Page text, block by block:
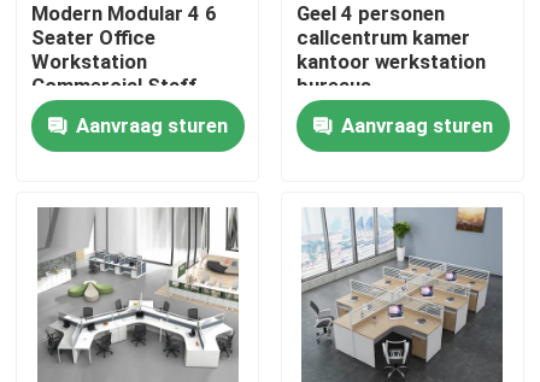
Thuis
Producten
Over ons
Modern Modular 4 6
Seater Office
Workstation
Commercial Staff
Office Desk with
Privacy Screen
Partition
Aanvraag sturen
Geel 4 personen
callcentrum kamer
kantoor werkstation
bureaus
Aanvraag sturen